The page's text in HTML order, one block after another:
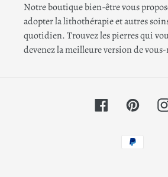
Notre boutique bien-être vous
adopter la lithothérapie et autres
quotidien. Trouvez les pierres qui
devenez la meilleure version de
Facebook
Moyens